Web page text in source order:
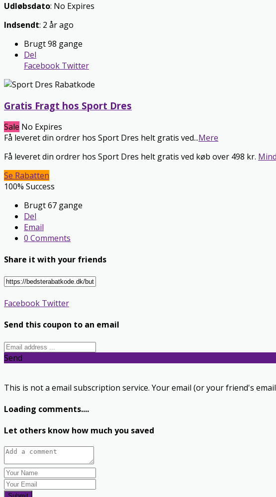
Udløbsdato: No Expires
Indsendt: 2 år ago
Brugt 98 gange
Del
Facebook Twitter
Gratis Fragt hos Sport Dres
Sale No Expires
Få leveret din ordrer hos Sport Dres helt gratis ved...Mere
Få leveret din ordrer hos Sport Dres helt gratis ved køb over 498 kr.
Se Rabatten
100% Success
Brugt 67 gange
Del
Email
0 Comments
Share it with your friends
Facebook Twitter
Send this coupon to an email
Send
This is not a email subscription service. Your email (or your friend's
Loading comments....
Let others know how much you saved